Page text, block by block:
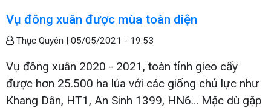
Vụ đông xuân được mùa toàn diện
Thục Quyên | 05/05/2021 - 19:53
Vụ đông xuân 2020 - 2021, toàn tỉnh gieo cấy
được hơn 25.500 ha lúa với các giống chủ lực như
Khang Dân, HT1, An Sinh 1399, HN6… Mặc dù gặp